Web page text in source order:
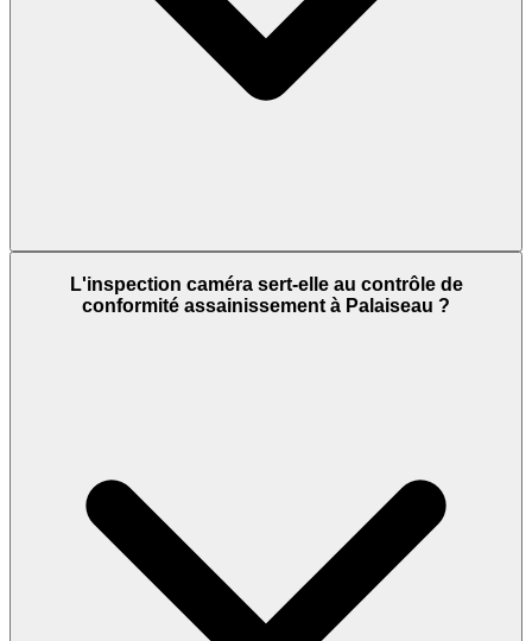
L'inspection caméra sert-elle au contrôle de
conformité assainissement à Palaiseau ?